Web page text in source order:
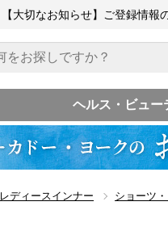
【大切なお知らせ】ご登録情報
ヘルス・ビュー
レディースインナー ショーツ